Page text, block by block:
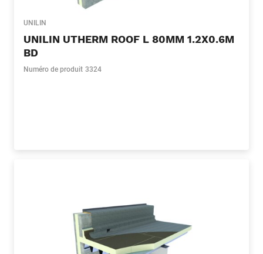
UNILIN
UNILIN UTHERM ROOF L 80MM 1.2X0.6M
BD
Numéro de produit 3324